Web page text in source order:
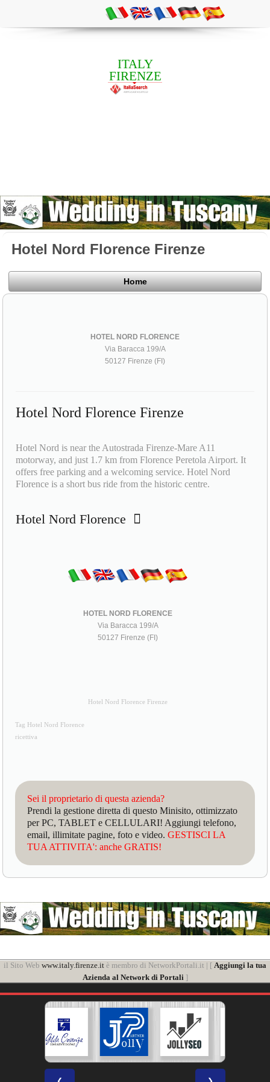
ITALY
FIRENZE
Hotel Nord Florence Firenze
Home
HOTEL NORD FLORENCE
Via Baracca 199/A
50127 Firenze (FI)
Hotel Nord Florence Firenze
Hotel Nord is near the Autostrada Firenze-Mare A11
motorway, and just 1.7 km from Florence Peretola Airport. It
offers free parking and a welcoming service. Hotel Nord
Florence is a short bus ride from the historic centre.
Hotel Nord Florence
HOTEL NORD FLORENCE
Via Baracca 199/A
50127 Firenze (FI)
Hotel Nord Florence Firenze
Tag Hotel Nord Florence
ricettiva
Sei il proprietario di questa azienda?
Prendi la gestione diretta di questo Minisito, ottimizzato
per PC, TABLET e CELLULARI! Aggiungi telefono,
email, illimitate pagine, foto e video.GESTISCI LA
TUA ATTIVITA': anche GRATIS!
il Sito Web www.italy.firenze.it è membro di NetworkPortali.it | [ Aggiungi la tua
Azienda al Network di Portali]